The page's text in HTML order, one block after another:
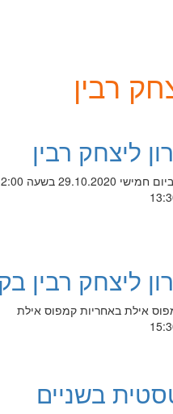
רבין
ליצחק רבין
מקוונת קישור לשידור >>
ליצחק רבין
אילת באחריות קמפוס אילת
בשניים